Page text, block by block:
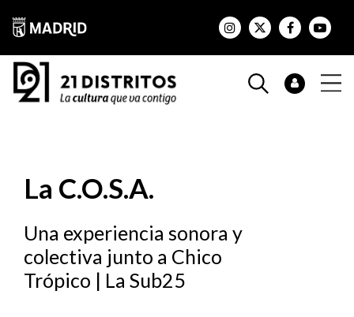
La C.O.S.A.
Una experiencia sonora y
colectiva junto a Chico
Trópico | La Sub25